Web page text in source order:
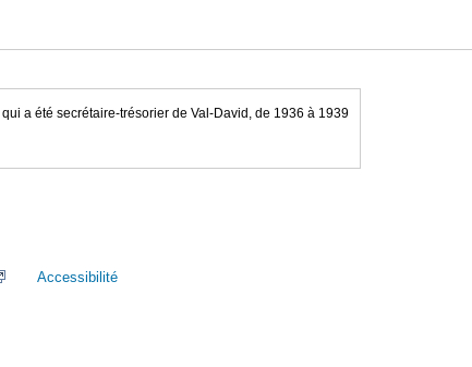
a été secrétaire-trésorier de Val-David, de 1936 à 1939
Accessibilité